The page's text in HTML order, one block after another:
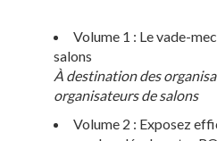
Volume 1 : Le vade-
salons
À destination des
organisateurs de salons
Volume 2 : Exposez